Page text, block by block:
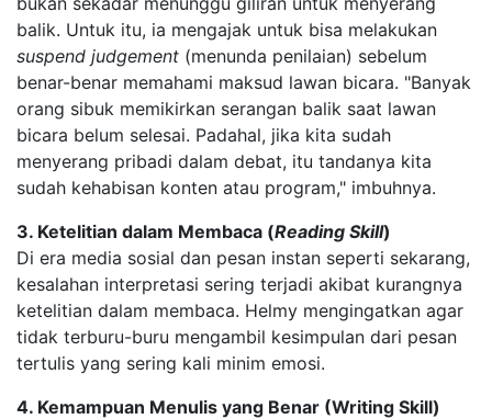
balik. Untuk itu, ia mengajak untuk bisa melakukan
suspend judgement (menunda penilaian) sebelum
benar-benar memahami maksud lawan bicara. "Banyak
orang sibuk memikirkan serangan balik saat lawan
bicara belum selesai. Padahal, jika kita sudah
menyerang pribadi dalam debat, itu tandanya kita
sudah kehabisan konten atau program," imbuhnya.
3. Ketelitian dalam Membaca (Reading Skill)
Di era media sosial dan pesan instan seperti sekarang,
kesalahan interpretasi sering terjadi akibat kurangnya
ketelitian dalam membaca. Helmy mengingatkan agar
tidak terburu-buru mengambil kesimpulan dari pesan
tertulis yang sering kali minim emosi.
4. Kemampuan Menulis yang Benar (Writing Skill)